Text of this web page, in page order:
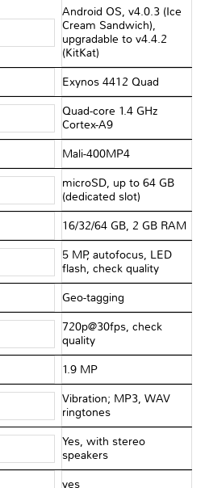
Android OS, v4.0.3 (Ice
Cream Sandwich),
upgradable to v4.4.2
(KitKat)
Exynos 4412 Quad
Quad-core 1.4 GHz
Cortex-A9
Mali-400MP4
microSD, up to 64 GB
(dedicated slot)
16/32/64 GB, 2 GB RAM
5 MP, autofocus, LED
flash, check quality
Geo-tagging
720p@30fps, check
quality
1.9 MP
Vibration; MP3, WAV
ringtones
Yes, with stereo
speakers
yes